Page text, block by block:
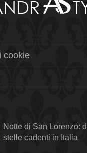
cookie
Notte di San Lorenzo:
stelle cadenti in Italia